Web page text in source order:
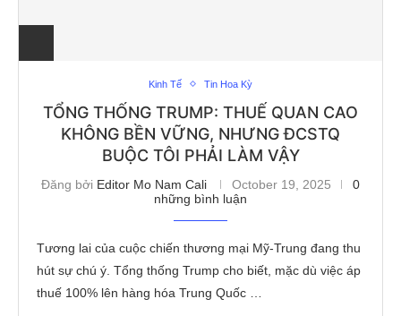
Kinh Tế Tin Hoa Kỳ
TỔNG THỐNG TRUMP: THUẾ QUAN CAO
KHÔNG BỀN VỮNG, NHƯNG ĐCSTQ
BUỘC TÔI PHẢI LÀM VẬY
Đăng bởi Editor Mo Nam Cali October 19, 2025
0
những bình luận
Tương lai của cuộc chiến thương mại Mỹ-Trung đang thu
hút sự chú ý. Tổng thống Trump cho biết, mặc dù việc áp
thuế 100% lên hàng hóa Trung Quốc …